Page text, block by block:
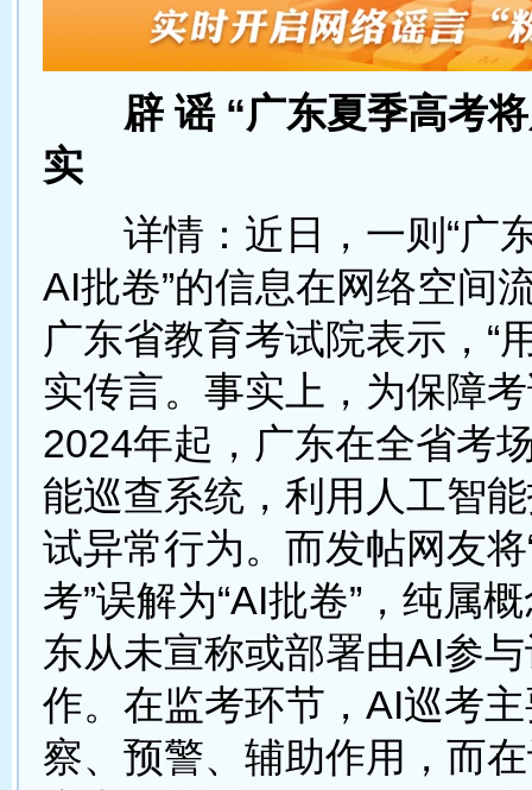
辟 谣 “广东夏季高考
实
详情：近日，一则“广
AI批卷”的信息在网络空间
广东省教育考试院表示，“
实传言。事实上，为保障
2024年起，广东在全省考
能巡查系统，利用人工智
试异常行为。而发帖网友
考”误解为“AI批卷”，纯属
东从未宣称或部署由AI参
作。在监考环节，AI巡考
察、预警、辅助作用，而